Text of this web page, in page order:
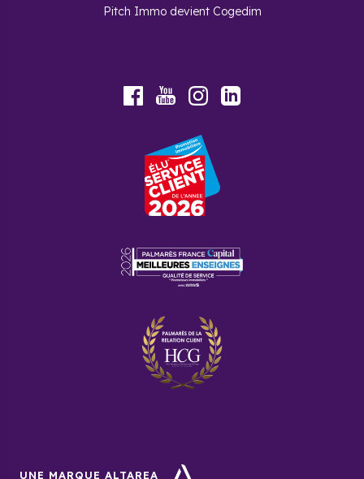
Pitch Immo devient Cogedim
FacebookYoutubeInstagram
UNE MARQUE ALTAREA